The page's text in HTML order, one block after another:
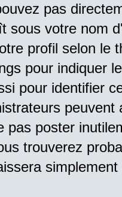
pas
sous votre nom
profil selon le
pour indiquer
pour identifier
pas poster
trouverez